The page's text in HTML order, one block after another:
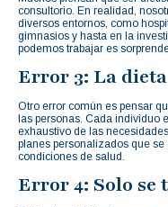
consultorio. En realidad,
diversos entornos, como
gimnasios y hasta en la
podemos trabajar es
Error 3: La
Otro error común es pensar
las personas. Cada individuo
exhaustivo de las
planes personalizados que se
condiciones de salud.
Error 4: Solo se